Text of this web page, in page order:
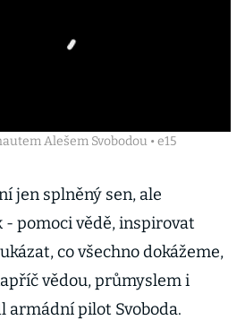
Alešem Svobodou • e15
jen splněný sen, ale
- pomoci vědě, inspirovat
co všechno dokážeme,
vědou, průmyslem i
armádní pilot Svoboda.